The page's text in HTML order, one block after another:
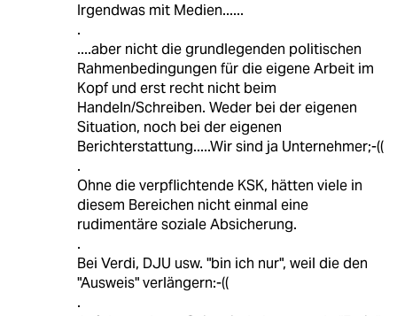
Irgendwas mit Medien......
.
....aber nicht die grundlegenden politischen
Rahmenbedingungen für die eigene Arbeit im
Kopf und erst recht nicht beim
Handeln/Schreiben. Weder bei der eigenen
Situation, noch bei der eigenen
Berichterstattung.....Wir sind ja Unternehmer;-((
.
Ohne die verpflichtende KSK, hätten viele in
diesem Bereichen nicht einmal eine
rudimentäre soziale Absicherung.
.
Bei Verdi, DJU usw. "bin ich nur", weil die den
"Ausweis" verlängern:-((
.